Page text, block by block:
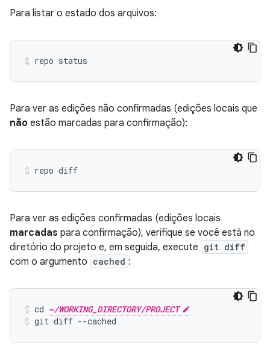
Para listar o estado dos arquivos:
Para ver as edições não confirmadas (edições locais que
não estão marcadas para confirmação):
Para ver as edições confirmadas (edições locais
marcadas para confirmação), verifique se você está no
diretório do projeto e, em seguida, execute git diff
com o argumento cached :
cd ~/WORKING_DIRECTORY/PROJECT
git diff --cached